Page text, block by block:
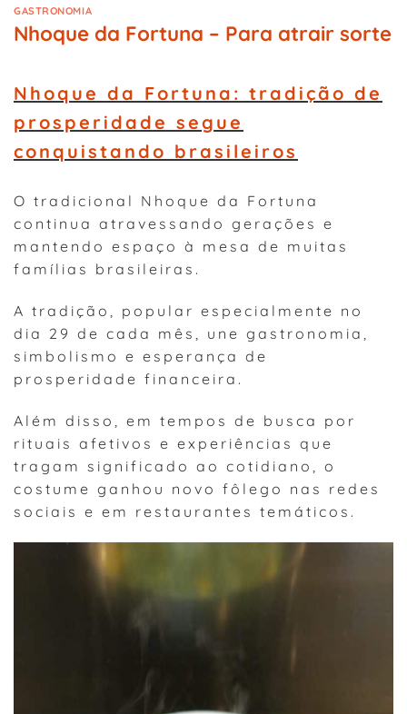
GASTRONOMIA
Nhoque da Fortuna – Para atrair sorte
Nhoque da Fortuna: tradição de
prosperidade segue
conquistando brasileiros
O tradicional Nhoque da Fortuna
continua atravessando gerações e
mantendo espaço à mesa de muitas
famílias brasileiras.
A tradição, popular especialmente no
dia 29 de cada mês, une gastronomia,
simbolismo e esperança de
prosperidade financeira.
Além disso, em tempos de busca por
rituais afetivos e experiências que
tragam significado ao cotidiano, o
costume ganhou novo fôlego nas redes
sociais e em restaurantes temáticos.